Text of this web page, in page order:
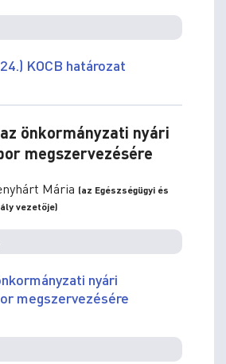
KOCB határozat
önkormányzati nyári
megszervezésére
Mária (az Egészségügyi és
vezetője)
nyári
megszervezésére